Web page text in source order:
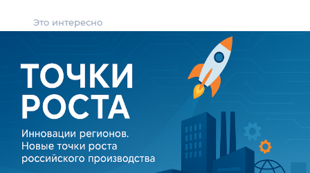
Это интересно